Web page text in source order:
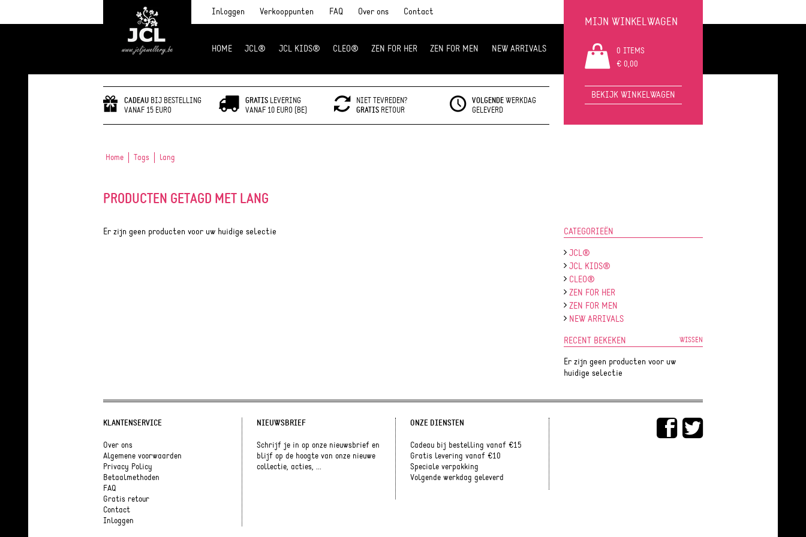
Inloggen Verkooppunten FAQ Over ons Contact
MIJN WINKELWAGEN
0 ITEMS
€ 0,00
BEKIJK WINKELWAGEN
HOME JCL® JCL KIDS® CLEO® ZEN FOR HER ZEN FOR MEN NEW ARRIVALS
CADEAU BIJ BESTELLING
VANAF 15 EURO
GRATISLEVERING
VANAF 10 EURO (BE)
NIET TEVREDEN?
GRATIS RETOUR
VOLGENDEWERKDAG
GELEVERD
Home Tags lang
PRODUCTEN GETAGD MET LANG
Er zijn geen producten voor uw huidige selectie
CATEGORIEËN
JCL®
JCL KIDS®
CLEO®
ZEN FOR HER
ZEN FOR MEN
NEW ARRIVALS
RECENT BEKEKEN
WISSEN
Er zijn geen producten voor uw
huidige selectie
KLANTENSERVICE
Over ons
Algemene voorwaarden
Privacy Policy
Betaalmethoden
FAQ
Gratis retour
Contact
Inloggen
NIEUWSBRIEF
Schrijf je in op onze nieuwsbrief en
blijf op de hoogte van onze nieuwe
collectie, acties, ...
ONZE DIENSTEN
Cadeau bij bestelling vanaf €15
Gratis levering vanaf €10
Speciale verpakking
Volgende werkdag geleverd